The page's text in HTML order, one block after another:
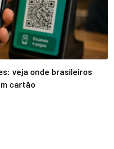
veja onde brasileiros
cartão